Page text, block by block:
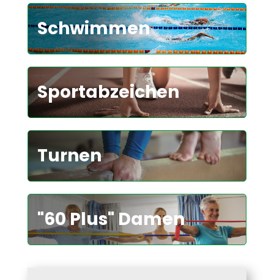
Schwimmen
Sportabzeichen
Turnen
"60 Plus" Damen